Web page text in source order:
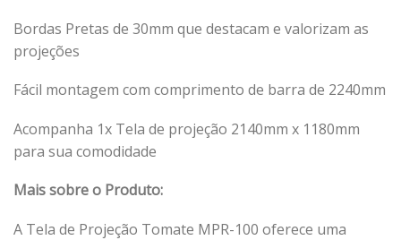
Bordas Pretas de 30mm que destacam e valorizam as
projeções
Fácil montagem com comprimento de barra de 2240mm
Acompanha 1x Tela de projeção 2140mm x 1180mm
para sua comodidade
Mais sobre o Produto:
A Tela de Projeção Tomate MPR-100 oferece uma